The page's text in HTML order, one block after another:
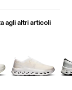
agli altri articoli